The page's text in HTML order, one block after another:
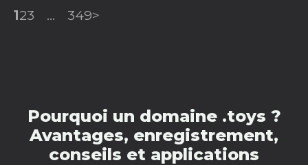
123 ... 349>
Pourquoi un domaine .toys ?
Avantages, enregistrement,
conseils et applications